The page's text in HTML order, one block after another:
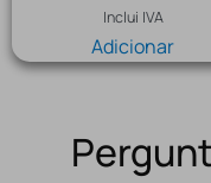
Inclui IVA
Adicionar